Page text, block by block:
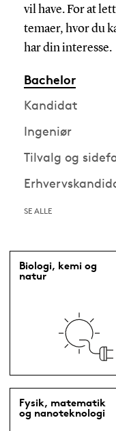
at se jer til
studiestart i
vil have. For at
temaer, hvor du
har din interesse.
Bachelor
Kandidat
Ingeniør
Tilvalg og
SE ALLE
Biologi, kemi og
natur
Fysik, matematik
og nanoteknologi